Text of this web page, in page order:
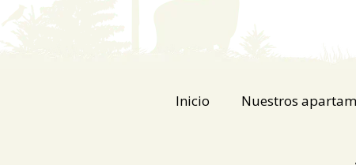
Inicio Nuestros